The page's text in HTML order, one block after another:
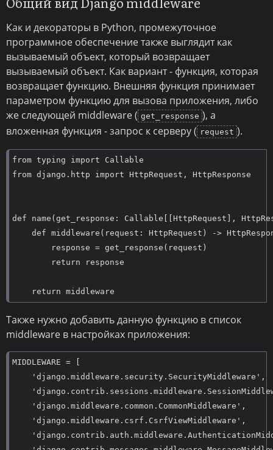
Как и декораторы в Python, промежуточное
программное обеспечение также выглядит как
вызываемый объект, который возвращает
вызываемый объект. Как вариант - функция, которая
возвращает функцию. Внешняя функция принимает
параметром функцию для вызова приложения, либо
же следующей middleware ( get_response ), а
вложенная функция - запрос к серверу ( request ).
from typing import Callable
from django.http import HttpRequest, HttpResponse
def name(get_response: Callable[[HttpRequest],
def middleware(request: HttpRequest) ->
        response = get_response(request)
        return response
    return middleware
Также нужно добавить данную функцию в список
middleware в настройках приложения:
MIDDLEWARE = [
    'django.middleware.security.SecurityMiddleware',
    'django.middleware.common.CommonMiddleware',
    'django.middleware.csrf.CsrfViewMiddleware',